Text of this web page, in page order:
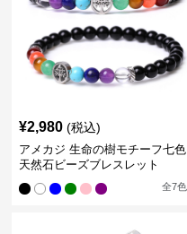
¥2,980 (税込)
アメカジ 生命の樹モチーフ七色
天然石ビーズブレスレット
全7色